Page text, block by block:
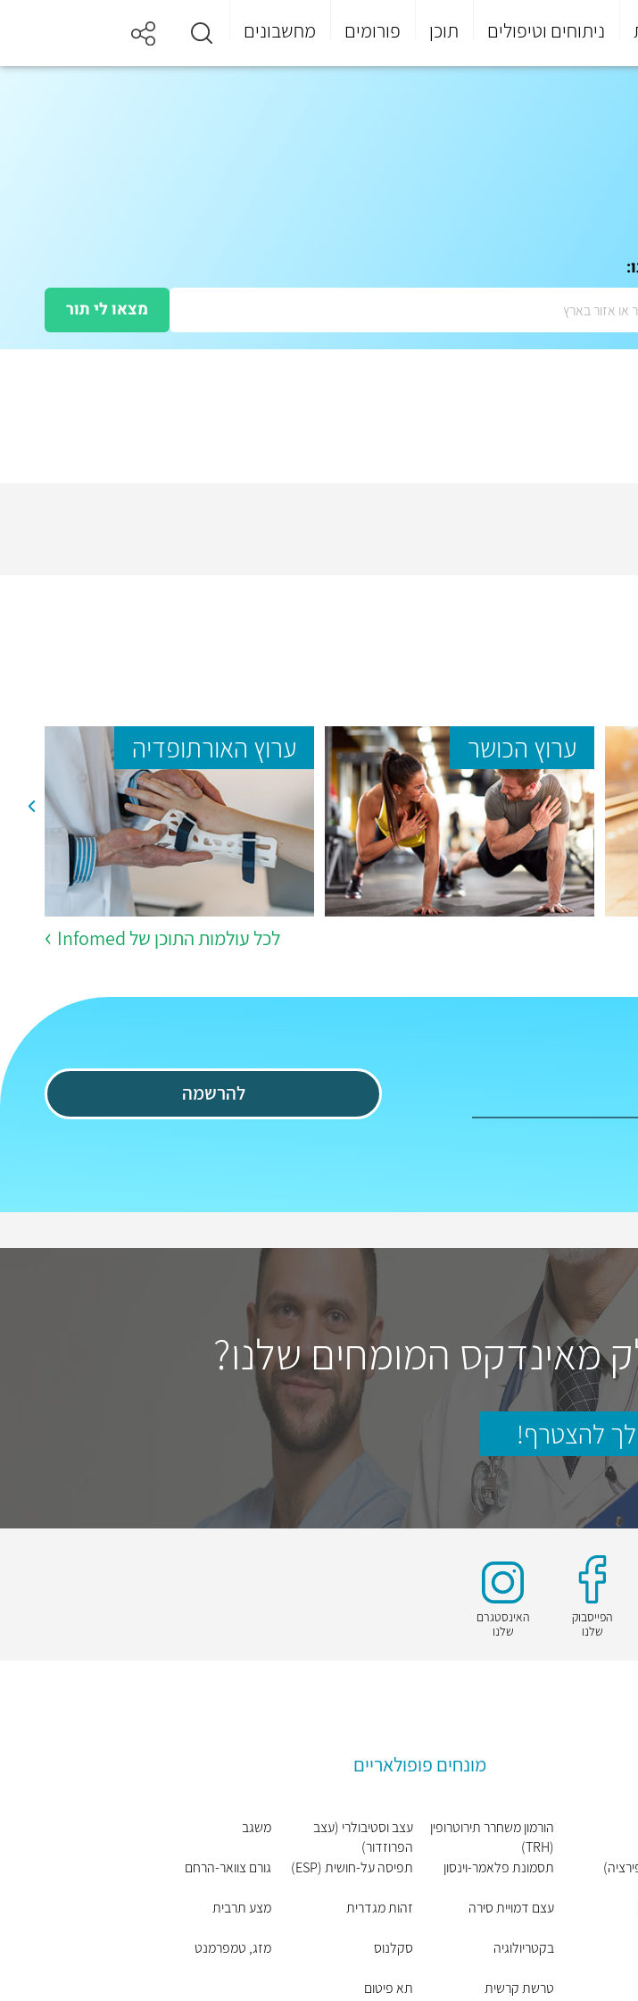
ניתוחים וטיפולים תוכן פורומים מחשבונים
מצאו לי תור
ערוץ הכושר ערוץ האורתופדיה
לכל עולמות התוכן של Infomed
להרשמה
מאינדקס המומחים שלנו?
לך להצטרף!
הפייסבוק
שלנו
האינסטגרם
שלנו
מונחים פופולאריים
הורמון משחרר תירוטרופין
(TRH)
תסמונת פלאמר-וינסון
עצם דמויית סירה
בקטריולוגיה
טרשת קרשית
עצב וסטיבולרי (עצב
הפרוזדור)
תפיסה על-חושית (ESP)
זהות מגדרית
סקלנוס
תא פיטום
משגב
גורם צוואר-הרחם
מצע תרבית
מזג, טמפרמנט